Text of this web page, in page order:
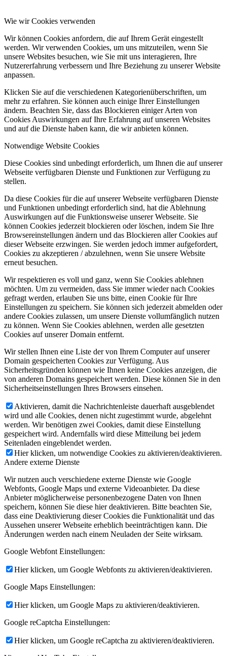
Wie wir Cookies verwenden
Wir können Cookies anfordern, die auf Ihrem Gerät eingestellt
werden. Wir verwenden Cookies, um uns mitzuteilen, wenn Sie
unsere Websites besuchen, wie Sie mit uns interagieren, Ihre
Nutzererfahrung verbessern und Ihre Beziehung zu unserer Website
anpassen.
Klicken Sie auf die verschiedenen Kategorienüberschriften, um
mehr zu erfahren. Sie können auch einige Ihrer Einstellungen
ändern. Beachten Sie, dass das Blockieren einiger Arten von
Cookies Auswirkungen auf Ihre Erfahrung auf unseren Websites
und auf die Dienste haben kann, die wir anbieten können.
Notwendige Website Cookies
Diese Cookies sind unbedingt erforderlich, um Ihnen die auf unserer
Webseite verfügbaren Dienste und Funktionen zur Verfügung zu
stellen.
Da diese Cookies für die auf unserer Webseite verfügbaren Dienste
und Funktionen unbedingt erforderlich sind, hat die Ablehnung
Auswirkungen auf die Funktionsweise unserer Webseite. Sie
können Cookies jederzeit blockieren oder löschen, indem Sie Ihre
Browsereinstellungen ändern und das Blockieren aller Cookies auf
dieser Webseite erzwingen. Sie werden jedoch immer aufgefordert,
Cookies zu akzeptieren / abzulehnen, wenn Sie unsere Website
erneut besuchen.
Wir respektieren es voll und ganz, wenn Sie Cookies ablehnen
möchten. Um zu vermeiden, dass Sie immer wieder nach Cookies
gefragt werden, erlauben Sie uns bitte, einen Cookie für Ihre
Einstellungen zu speichern. Sie können sich jederzeit abmelden oder
andere Cookies zulassen, um unsere Dienste vollumfänglich nutzen
zu können. Wenn Sie Cookies ablehnen, werden alle gesetzten
Cookies auf unserer Domain entfernt.
Wir stellen Ihnen eine Liste der von Ihrem Computer auf unserer
Domain gespeicherten Cookies zur Verfügung. Aus
Sicherheitsgründen können wie Ihnen keine Cookies anzeigen, die
von anderen Domains gespeichert werden. Diese können Sie in den
Sicherheitseinstellungen Ihres Browsers einsehen.
Aktivieren, damit die Nachrichtenleiste dauerhaft ausgeblendet
wird und alle Cookies, denen nicht zugestimmt wurde, abgelehnt
werden. Wir benötigen zwei Cookies, damit diese Einstellung
gespeichert wird. Andernfalls wird diese Mitteilung bei jedem
Seitenladen eingeblendet werden.
Hier klicken, um notwendige Cookies zu aktivieren/deaktivieren.
Andere externe Dienste
Wir nutzen auch verschiedene externe Dienste wie Google
Webfonts, Google Maps und externe Videoanbieter. Da diese
Anbieter möglicherweise personenbezogene Daten von Ihnen
speichern, können Sie diese hier deaktivieren. Bitte beachten Sie,
dass eine Deaktivierung dieser Cookies die Funktionalität und das
Aussehen unserer Webseite erheblich beeinträchtigen kann. Die
Änderungen werden nach einem Neuladen der Seite wirksam.
Google Webfont Einstellungen:
Hier klicken, um Google Webfonts zu aktivieren/deaktivieren.
Google Maps Einstellungen:
Hier klicken, um Google Maps zu aktivieren/deaktivieren.
Google reCaptcha Einstellungen:
Hier klicken, um Google reCaptcha zu aktivieren/deaktivieren.